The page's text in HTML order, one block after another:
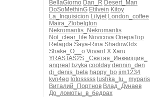
BellaGiorno Dan_R Desert_Man
DoSoMethinG Etilvein Kitoy
La_Inquisicion Lilyjet London_coffee
Maira_Zlobelgton
Nekromantis_Nekromantis
Not_clear_life Novicova OnepaTop
Relagda Saya-Rina Shadow3dx
Shake_O__o VovanLX Xaru
YRASTAS2S
_Святая_Инквизция_
angreal bzyka coolday dennin_den
dj_denis_beta happy_bo jim1234
kvn4eg lotosssss lushka_lu_
myparis
Виталий_Портнов Влад_Дунаев
До_ломоты_в_бедрах